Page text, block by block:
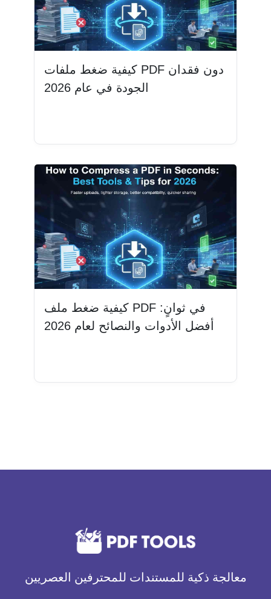
كيفية ضغط ملفات PDF دون فقدان
الجودة في عام 2026
كيفية ضغط ملف PDF في ثوانٍ:
أفضل الأدوات والنصائح لعام 2026
معالجة ذكية للمستندات للمحترفين العصريين